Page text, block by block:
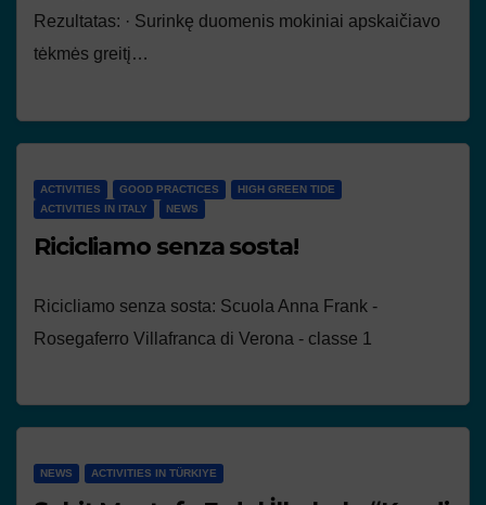
Rezultatas: · Surinkę duomenis mokiniai apskaičiavo
tėkmės greitį…
ACTIVITIES GOOD PRACTICES
HIGH GREEN TIDE
ACTIVITIES IN ITALY
NEWS
Ricicliamo senza sosta!
Ricicliamo senza sosta: Scuola Anna Frank -
Rosegaferro Villafranca di Verona - classe 1
NEWS ACTIVITIES IN TÜRKIYE